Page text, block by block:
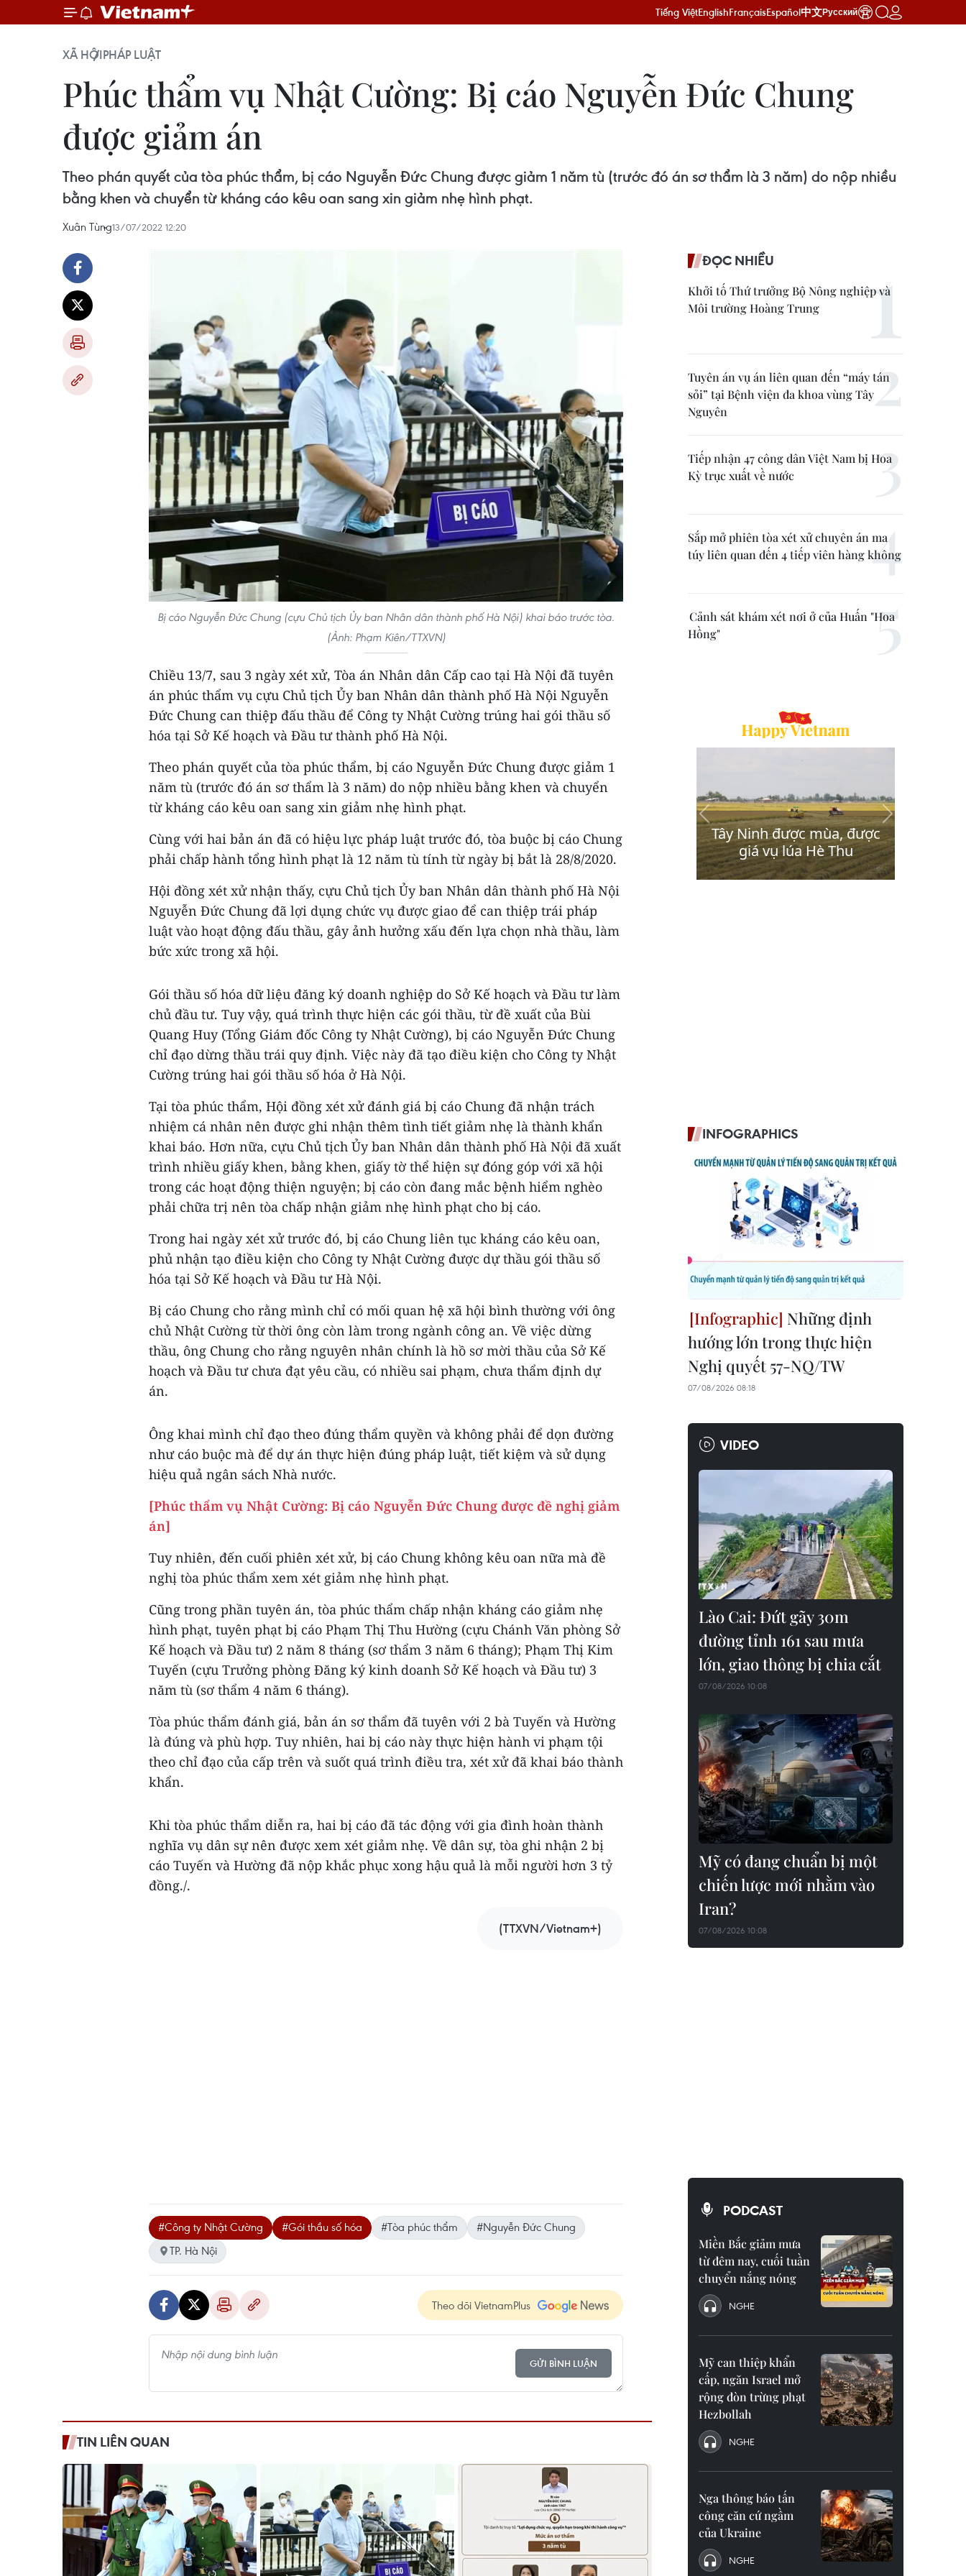
Tiếng ViệtEnglishFrançaisEspañol中文Русский
XÃ HỘIPHÁP LUẬT
Phúc thẩm vụ Nhật Cường: Bị cáo Nguyễn Đức Chung
được giảm án
Theo phán quyết của tòa phúc thẩm, bị cáo Nguyễn Đức Chung được giảm 1 năm tù (trước đó án sơ thẩm là 3 năm) do nộp nhiều
bằng khen và chuyển từ kháng cáo kêu oan sang xin giảm nhẹ hình phạt.
Xuân Tùng13/07/2022 12:20
Bị cáo Nguyễn Đức Chung (cựu Chủ tịch Ủy ban Nhân dân thành phố Hà Nội) khai báo trước tòa.
(Ảnh: Phạm Kiên/TTXVN)
Chiều 13/7, sau 3 ngày xét xử, Tòa án Nhân dân Cấp cao tại Hà Nội đã tuyên
án phúc thẩm vụ cựu Chủ tịch Ủy ban Nhân dân thành phố Hà Nội Nguyễn
Đức Chung can thiệp đấu thầu để Công ty Nhật Cường trúng hai gói thầu số
hóa tại Sở Kế hoạch và Đầu tư thành phố Hà Nội.
Theo phán quyết của tòa phúc thẩm, bị cáo Nguyễn Đức Chung được giảm 1
năm tù (trước đó án sơ thẩm là 3 năm) do nộp nhiều bằng khen và chuyển
từ kháng cáo kêu oan sang xin giảm nhẹ hình phạt.
Cùng với hai bản án đã có hiệu lực pháp luật trước đó, tòa buộc bị cáo Chung
phải chấp hành tổng hình phạt là 12 năm tù tính từ ngày bị bắt là 28/8/2020.
Hội đồng xét xử nhận thấy, cựu Chủ tịch Ủy ban Nhân dân thành phố Hà Nội
Nguyễn Đức Chung đã lợi dụng chức vụ được giao để can thiệp trái pháp
luật vào hoạt động đấu thầu, gây ảnh hưởng xấu đến lựa chọn nhà thầu, làm
bức xức trong xã hội.
Gói thầu số hóa dữ liệu đăng ký doanh nghiệp do Sở Kế hoạch và Đầu tư làm
chủ đầu tư. Tuy vậy, quá trình thực hiện các gói thầu, từ đề xuất của Bùi
Quang Huy (Tổng Giám đốc Công ty Nhật Cường), bị cáo Nguyễn Đức Chung
chỉ đạo dừng thầu trái quy định. Việc này đã tạo điều kiện cho Công ty Nhật
Cường trúng hai gói thầu số hóa ở Hà Nội.
Tại tòa phúc thẩm, Hội đồng xét xử đánh giá bị cáo Chung đã nhận trách
nhiệm cá nhân nên được ghi nhận thêm tình tiết giảm nhẹ là thành khẩn
khai báo. Hơn nữa, cựu Chủ tịch Ủy ban Nhân dân thành phố Hà Nội đã xuất
trình nhiều giấy khen, bằng khen, giấy tờ thể hiện sự đóng góp với xã hội
trong các hoạt động thiện nguyện; bị cáo còn đang mắc bệnh hiểm nghèo
phải chữa trị nên tòa chấp nhận giảm nhẹ hình phạt cho bị cáo.
Trong hai ngày xét xử trước đó, bị cáo Chung liên tục kháng cáo kêu oan,
phủ nhận tạo điều kiện cho Công ty Nhật Cường được dự thầu gói thầu số
hóa tại Sở Kế hoạch và Đầu tư Hà Nội.
Bị cáo Chung cho rằng mình chỉ có mối quan hệ xã hội bình thường với ông
chủ Nhật Cường từ thời ông còn làm trong ngành công an. Về việc dừng
thầu, ông Chung cho rằng nguyên nhân chính là hồ sơ mời thầu của Sở Kế
hoạch và Đầu tư chưa đạt yêu cầu, có nhiều sai phạm, chưa thẩm định dự
án.
Ông khai mình chỉ đạo theo đúng thẩm quyền và không phải để dọn đường
như cáo buộc mà để dự án thực hiện đúng pháp luật, tiết kiệm và sử dụng
hiệu quả ngân sách Nhà nước.
[Phúc thẩm vụ Nhật Cường: Bị cáo Nguyễn Đức Chung được đề nghị giảm
án]
Tuy nhiên, đến cuối phiên xét xử, bị cáo Chung không kêu oan nữa mà đề
nghị tòa phúc thẩm xem xét giảm nhẹ hình phạt.
Cũng trong phần tuyên án, tòa phúc thẩm chấp nhận kháng cáo giảm nhẹ
hình phạt, tuyên phạt bị cáo Phạm Thị Thu Hường (cựu Chánh Văn phòng Sở
Kế hoạch và Đầu tư) 2 năm 8 tháng (sơ thẩm 3 năm 6 tháng); Phạm Thị Kim
Tuyến (cựu Trưởng phòng Đăng ký kinh doanh Sở Kế hoạch và Đầu tư) 3
năm tù (sơ thẩm 4 năm 6 tháng).
Tòa phúc thẩm đánh giá, bản án sơ thẩm đã tuyên với 2 bà Tuyến và Hường
là đúng và phù hợp. Tuy nhiên, hai bị cáo này thực hiện hành vi phạm tội
theo chỉ đạo của cấp trên và suốt quá trình điều tra, xét xử đã khai báo thành
khẩn.
Khi tòa phúc thẩm diễn ra, hai bị cáo đã tác động với gia đình hoàn thành
nghĩa vụ dân sự nên được xem xét giảm nhẹ. Về dân sự, tòa ghi nhận 2 bị
cáo Tuyến và Hường đã nộp khắc phục xong hậu quả là mỗi người hơn 3 tỷ
đồng./.
(TTXVN/Vietnam+)
#Công ty Nhật Cường #Gói thầu số hóa #Tòa phúc thẩm
#Nguyễn Đức Chung
TP. Hà Nội
Theo dõi VietnamPlus
GỬI BÌNH LUẬN
TIN LIÊN QUAN
ĐỌC NHIỀU
Khởi tố Thứ trưởng Bộ Nông nghiệp và
Môi trường Hoàng Trung
Tuyên án vụ án liên quan đến “máy tán
sỏi” tại Bệnh viện đa khoa vùng Tây
Nguyên
Tiếp nhận 47 công dân Việt Nam bị Hoa
Kỳ trục xuất về nước
Sắp mở phiên tòa xét xử chuyên án ma
túy liên quan đến 4 tiếp viên hàng không
Cảnh sát khám xét nơi ở của Huấn "Hoa
Hồng"
INFOGRAPHICS
Những định
hướng lớn trong thực hiện
Nghị quyết 57-NQ/TW
07/08/2026 08:18
VIDEO
Lào Cai: Đứt gãy 30m
đường tỉnh 161 sau mưa
lớn, giao thông bị chia cắt
07/08/2026 10:08
Mỹ có đang chuẩn bị một
chiến lược mới nhằm vào
Iran?
07/08/2026 10:08
PODCAST
Miền Bắc giảm mưa
từ đêm nay, cuối tuần
chuyển nắng nóng
NGHE
Mỹ can thiệp khẩn
cấp, ngăn Israel mở
rộng đòn trừng phạt
Hezbollah
NGHE
Nga thông báo tấn
công căn cứ ngầm
của Ukraine
NGHE